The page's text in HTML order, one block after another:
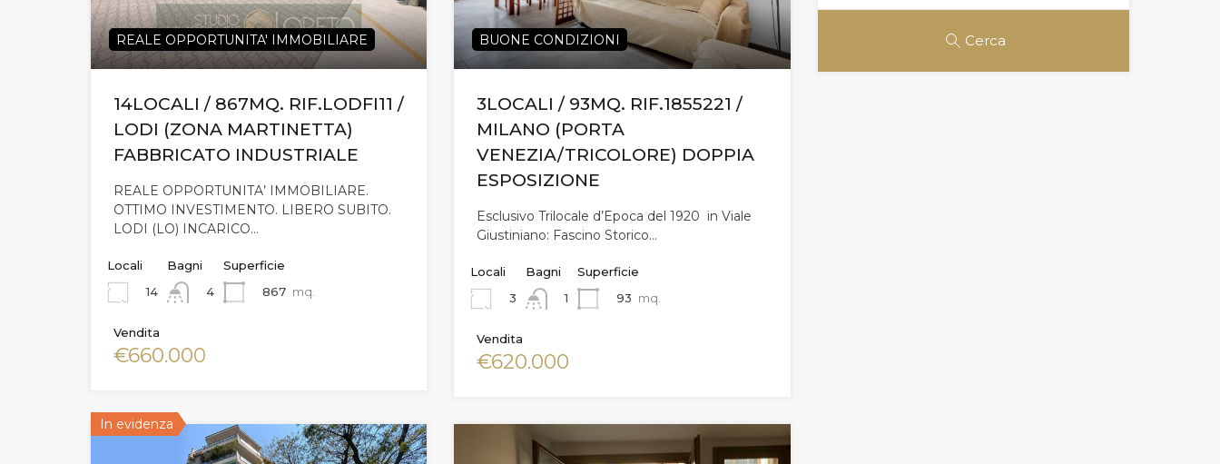
REALE OPPORTUNITA' IMMOBILIARE
14LOCALI / 867MQ. RIF.LODFI11 /
LODI (ZONA MARTINETTA)
FABBRICATO INDUSTRIALE
REALE OPPORTUNITA’ IMMOBILIARE.
OTTIMO INVESTIMENTO. LIBERO SUBITO.
LODI (LO) INCARICO…
Locali
14
Bagni
4
Superficie
867 mq.
Vendita
€660.000
BUONE CONDIZIONI
3LOCALI / 93MQ. RIF.1855221 /
MILANO (PORTA
VENEZIA/TRICOLORE) DOPPIA
ESPOSIZIONE
Esclusivo Trilocale d’Epoca del 1920 in Viale
Giustiniano: Fascino Storico…
Locali
3
Bagni
1
Superficie
93 mq.
Vendita
€620.000
In evidenza
Cerca